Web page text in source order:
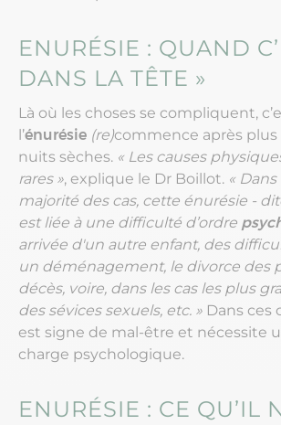
ENURÉSIE : QUAND
DANS LA TÊTE »
Là où les choses se compliquent,
l’énurésie (re)commence après plus
nuits sèches. « Les causes
rares », explique le Dr Boillot. «
majorité des cas, cette énurésie -
est liée à une difficulté d’ordre
arrivée d'un autre enfant, des
un déménagement, le divorce des
décès, voire, dans les cas les plus
des sévices sexuels, etc. » Dans ces
est signe de mal-être et nécessite
charge psychologique.
ENURÉSIE : CE QU’IL